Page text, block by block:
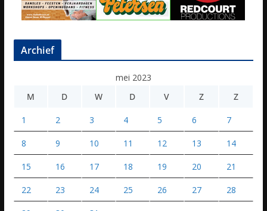
Archief
mei 2023
M
D W D V Z Z
1 2 3 4 5 6 7
8 9 10 11 12 13 14
15 16 17 18 19 20 21
22 23 24 25 26 27 28